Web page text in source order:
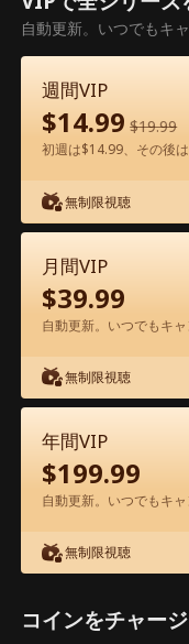
こちらは有
聴いただ
エピソード30
ル
30 31
自動更新。いつでもキ
週間VIP
$14.99 $19.99
初週は$14.99、その後
無制限視聴
月間VIP
$39.99
自動更新。いつでもキ
無制限視聴
年間VIP
$199.99
自動更新。いつでもキ
無制限視聴
コインをチャージ